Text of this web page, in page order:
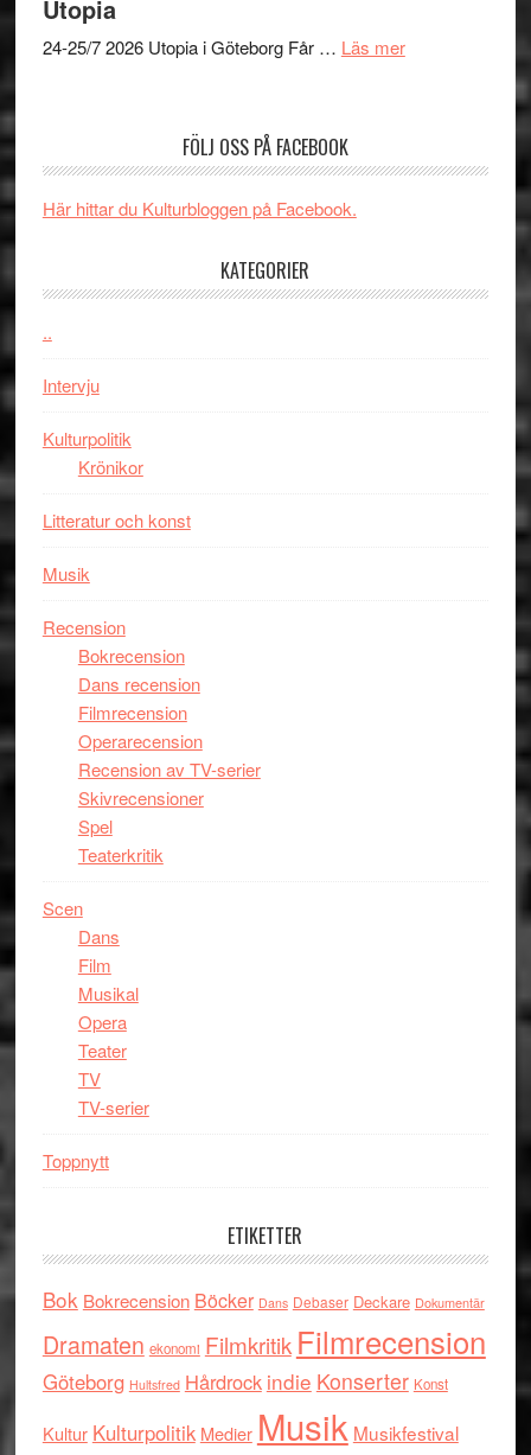
någonsin
Utopia
24-25/7 2026 Utopia i Göteborg Får … Läs merom
firas
FÖLJ OSS PÅ FACEBOOK
Här hittar du Kulturbloggen på Facebook.
KATEGORIER
..
Intervju
Kulturpolitik
Krönikor
Litteratur och konst
Musik
Recension
Bokrecension
Dans recension
Filmrecension
Operarecension
Recension av TV-serier
Skivrecensioner
Spel
Teaterkritik
Scen
Dans
Film
Musikal
Opera
Teater
TV
TV-serier
Toppnytt
ETIKETTER
Bok Bokrecension Böcker Dans Debaser Deckare Dokumentär
Dramaten ekonomi Filmkritik Filmrecension
Göteborg Hultsfred Hårdrock indie Konserter Konst
Kultur Kulturpolitik Medier Musik Musikfestival